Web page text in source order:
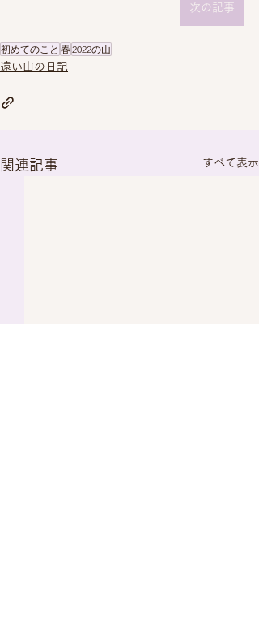
次の記事
初めてのこと 春2022の山
遠い山の日記
関連記事 すべて表示